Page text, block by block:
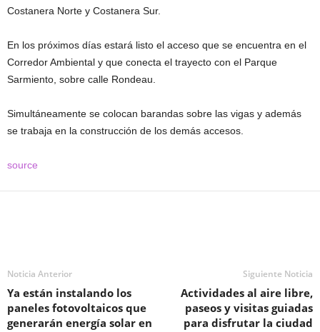
Costanera Norte y Costanera Sur.
En los próximos días estará listo el acceso que se encuentra en el
Corredor Ambiental y que conecta el trayecto con el Parque
Sarmiento, sobre calle Rondeau.
Simultáneamente se colocan barandas sobre las vigas y además
se trabaja en la construcción de los demás accesos.
source
Noticia Anterior
Ya están instalando los
paneles fotovoltaicos que
generarán energía solar en
Siguiente Noticia
Actividades al aire libre,
paseos y visitas guiadas
para disfrutar la ciudad